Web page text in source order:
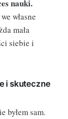
nauki.
własne
mała
siebie i
i skuteczne
byłem sam.